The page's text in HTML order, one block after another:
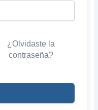
¿Olvidaste la
contraseña?